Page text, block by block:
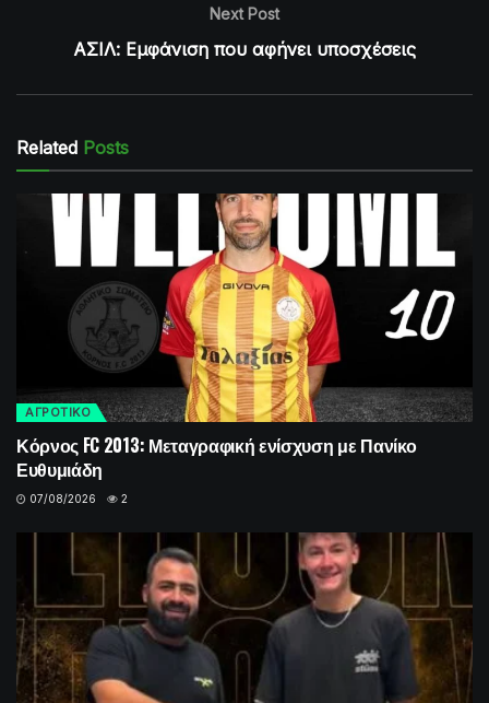
Next Post
ΑΣΙΛ: Εμφάνιση που αφήνει υποσχέσεις
Related Posts
ΑΓΡΟΤΙΚΟ
Κόρνος FC 2013: Μεταγραφική ενίσχυση με Πανίκο
Ευθυμιάδη
07/08/2026 2